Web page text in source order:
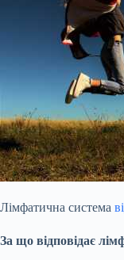
Лімфатична система
За що відповідає